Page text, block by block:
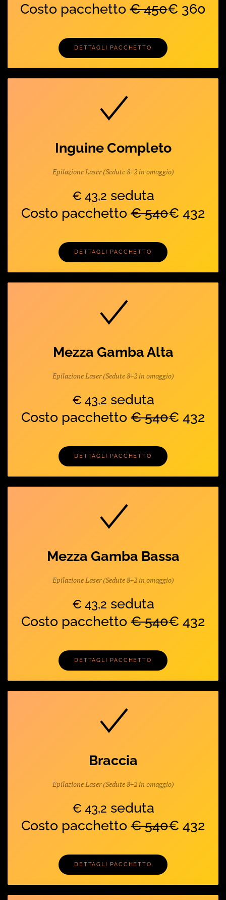
Costo pacchetto € 450€ 360
DETTAGLI PACCHETTO
Inguine Completo
Epilazione Laser (Sedute 8+2 in omaggio)
€ 43,2 seduta
Costo pacchetto € 540€ 432
DETTAGLI PACCHETTO
Mezza Gamba Alta
Epilazione Laser (Sedute 8+2 in omaggio)
€ 43,2 seduta
Costo pacchetto € 540€ 432
DETTAGLI PACCHETTO
Mezza Gamba Bassa
Epilazione Laser (Sedute 8+2 in omaggio)
€ 43,2 seduta
Costo pacchetto € 540€ 432
DETTAGLI PACCHETTO
Braccia
Epilazione Laser (Sedute 8+2 in omaggio)
€ 43,2 seduta
Costo pacchetto € 540€ 432
DETTAGLI PACCHETTO